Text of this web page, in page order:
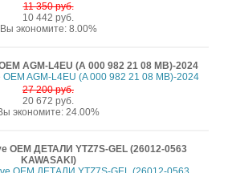
11 350 руб.
10 442 руб.
Вы экономите: 8.00%
AGM-L4EU (A 000 982 21 08 MB)-2024
27 200 руб.
20 672 руб.
экономите: 24.00%
OEM ДЕТАЛИ YTZ7S-GEL (26012-0563
KAWASAKI)